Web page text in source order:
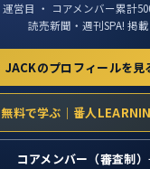
運営目 ・ コアメンバー累計
読売新聞・週刊SPA! 掲載
JACKのプロフィールを
無料で学ぶ｜番人
コアメンバー（審査制